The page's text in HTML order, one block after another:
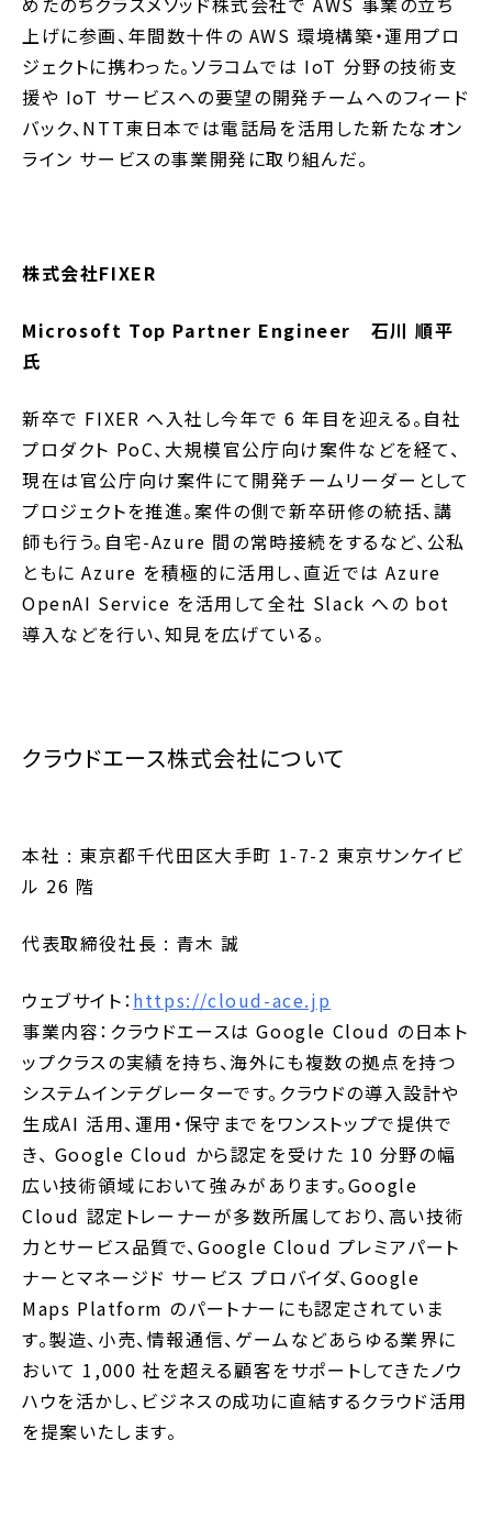
上げに参画、年間数十件の AWS 環境構築・運用プロ
ジェクトに携わった。ソラコムでは IoT 分野の技術支
援や IoT サービスへの要望の開発チームへのフィード
バック、NTT東日本では電話局を活用した新たなオン
ライン サービスの事業開発に取り組んだ。
株式会社FIXER
Microsoft Top Partner Engineer 石川 順平
氏
新卒で FIXER へ入社し今年で 6 年目を迎える。自社
プロダクト PoC、大規模官公庁向け案件などを経て、
現在は官公庁向け案件にて開発チームリーダーとして
プロジェクトを推進。案件の側で新卒研修の統括、講
師も行う。自宅-Azure 間の常時接続をするなど、公私
ともに Azure を積極的に活用し、直近では Azure
OpenAI Service を活用して全社 Slack への bot
導入などを行い、知見を広げている。
クラウドエース株式会社について
本社 : 東京都千代田区大手町 1-7-2 東京サンケイビ
ル 26 階
代表取締役社長 : 青木 誠
ウェブサイト：https://cloud-ace.jp
事業内容：クラウドエースは Google Cloud の日本ト
ップクラスの実績を持ち、海外にも複数の拠点を持つ
システムインテグレーターです。クラウドの導入設計や
生成AI 活用、運用・保守までをワンストップで提供で
き、 Google Cloud から認定を受けた 10 分野の幅
広い技術領域において強みがあります。Google
Cloud 認定トレーナーが多数所属しており、高い技術
力とサービス品質で、Google Cloud プレミアパート
ナーとマネージド サービス プロバイダ、Google
Maps Platform のパートナーにも認定されていま
す。製造、小売、情報通信、ゲームなどあらゆる業界に
おいて 1,000 社を超える顧客をサポートしてきたノウ
ハウを活かし、ビジネスの成功に直結するクラウド活用
を提案いたします。